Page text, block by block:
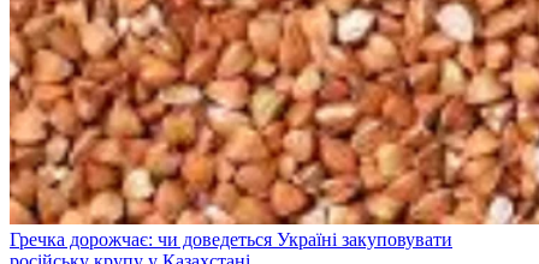
Гречка дорожчає: чи доведеться Україні закуповувати